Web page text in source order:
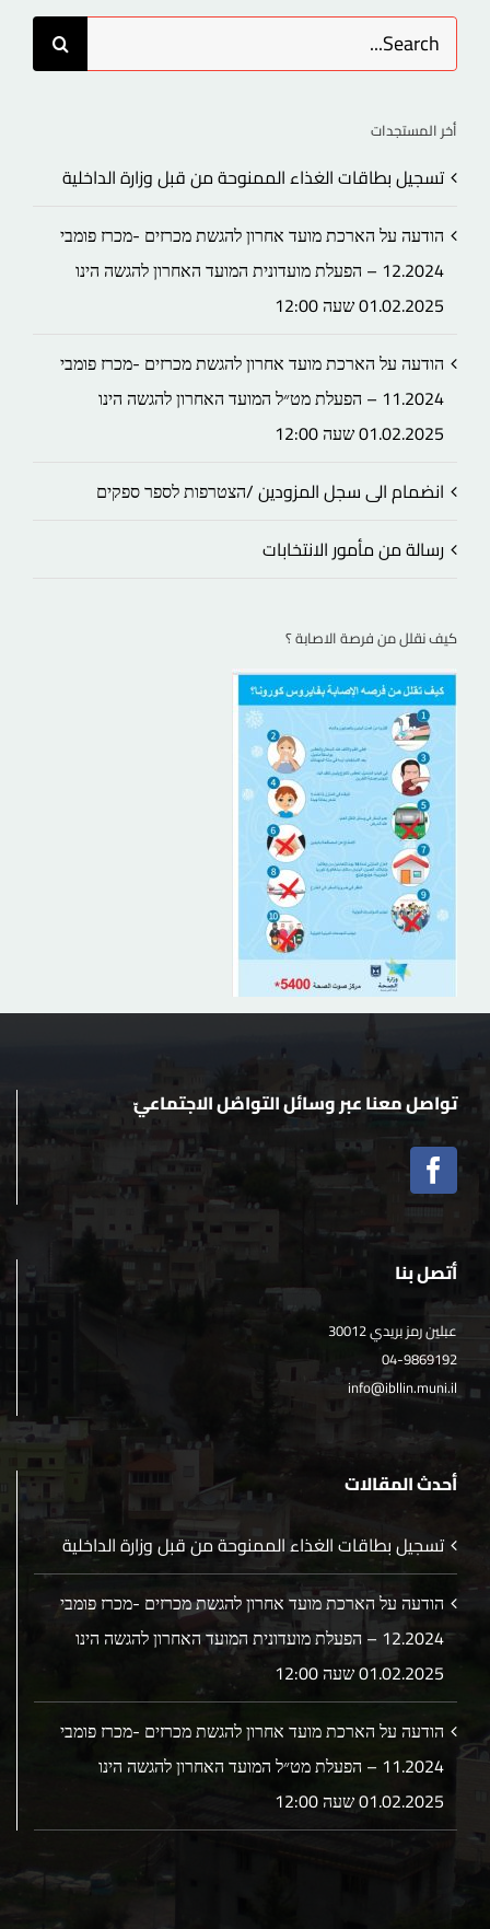
Search
for:
أخر المستجدات
تسجيل بطاقات الغذاء الممنوحة من قبل وزارة الداخلية
הודעה על הארכת מועד אחרון להגשת מכרזים -מכרז פומבי
12.2024 – הפעלת מועדונית המועד האחרון להגשה הינו
01.02.2025 שעה 12:00
הודעה על הארכת מועד אחרון להגשת מכרזים -מכרז פומבי
11.2024 – הפעלת מט״ל המועד האחרון להגשה הינו
01.02.2025 שעה 12:00
انضمام الى سجل المزودين /הצטרפות לספר ספקים
رسالة من مأمور الانتخابات
كيف نقلل من فرصة الاصابة ؟
تواصل معنا عبر وسائل التواصُل الاجتماعيّ
أتصل بنا
عبلين رمز بريدي 30012
04-9869192
info@ibllin.muni.il
أحدث المقالات
تسجيل بطاقات الغذاء الممنوحة من قبل وزارة الداخلية
הודעה על הארכת מועד אחרון להגשת מכרזים -מכרז פומבי
12.2024 – הפעלת מועדונית המועד האחרון להגשה הינו
01.02.2025 שעה 12:00
הודעה על הארכת מועד אחרון להגשת מכרזים -מכרז פומבי
11.2024 – הפעלת מט״ל המועד האחרון להגשה הינו
01.02.2025 שעה 12:00